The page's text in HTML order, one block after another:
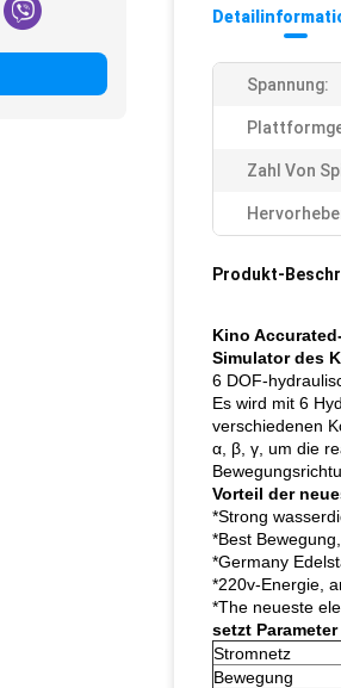
Spannung:
Zahl Von
Produkt-
Kino
Simulator des
6 DOF-
Es wird mit 6
verschiedenen
α, β, γ, um die
Vorteil der
*Strong
*Best
*Germany
*220v-Energie,
*The neueste
setzt
Stromnetz
Bewegung